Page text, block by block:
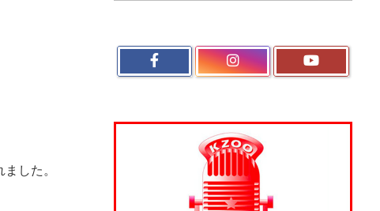
した。